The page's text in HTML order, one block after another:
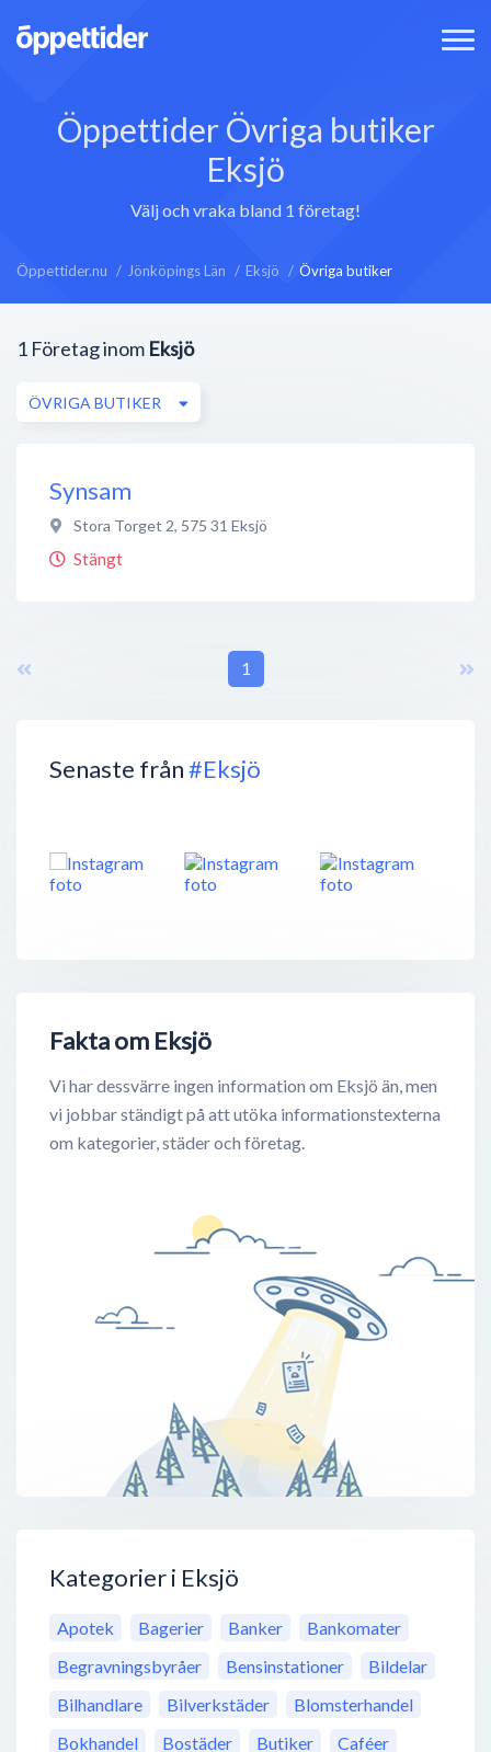
Öppettider Övriga butiker
Eksjö
Välj och vraka bland 1 företag!
Öppettider.nu Jönköpings Län Eksjö Övriga butiker
Senaste från#Eksjö
Fakta om Eksjö
Vi har dessvärre ingen information om Eksjö än, men
vi jobbar ständigt på att utöka informationstexterna
om kategorier, städer och företag.
Kategorier i Eksjö
Apotek Bagerier Banker
Bankomater
Begravningsbyråer
Bensinstationer
Bildelar
Bilhandlare
Bilverkstäder
Blomsterhandel
Bokhandel
Bostäder Butiker
Caféer
1 Företag inom Eksjö
ÖVRIGA BUTIKER
Synsam
Stora Torget 2, 575 31 Eksjö
Stängt
1